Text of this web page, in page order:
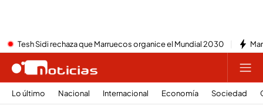
Tesh Sidi rechaza que Marruecos organice el Mundial 2030
Lo último Nacional Internacional Economía Sociedad